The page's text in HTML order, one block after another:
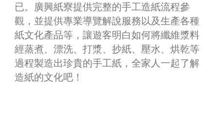
已。廣興紙寮提供完整的手工造紙流程參
觀，並提供專業導覽解說服務以及生產各種
紙文化產品等，讓遊客明白如何將纖維漿料
經蒸煮、漂洗、打漿、抄紙、壓水、烘乾等
過程製造出珍貴的手工紙，全家人一起了解
造紙的文化吧！